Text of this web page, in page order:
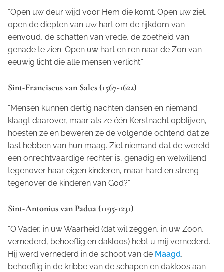
“Open uw deur wijd voor Hem die komt. Open uw ziel,
open de diepten van uw hart om de rijkdom van
eenvoud, de schatten van vrede, de zoetheid van
genade te zien. Open uw hart en ren naar de Zon van
eeuwig licht die alle mensen verlicht.”
Sint-Franciscus van Sales (1567-1622)
“Mensen kunnen dertig nachten dansen en niemand
klaagt daarover, maar als ze één Kerstnacht opblijven,
hoesten ze en beweren ze de volgende ochtend dat ze
last hebben van hun maag. Ziet niemand dat de wereld
een onrechtvaardige rechter is, genadig en welwillend
tegenover haar eigen kinderen, maar hard en streng
tegenover de kinderen van God?”
Sint-Antonius van Padua (1195-1231)
“O Vader, in uw Waarheid (dat wil zeggen, in uw Zoon,
vernederd, behoeftig en dakloos) hebt u mij vernederd.
Hij werd vernederd in de schoot van de Maagd,
behoeftig in de kribbe van de schapen en dakloos aan